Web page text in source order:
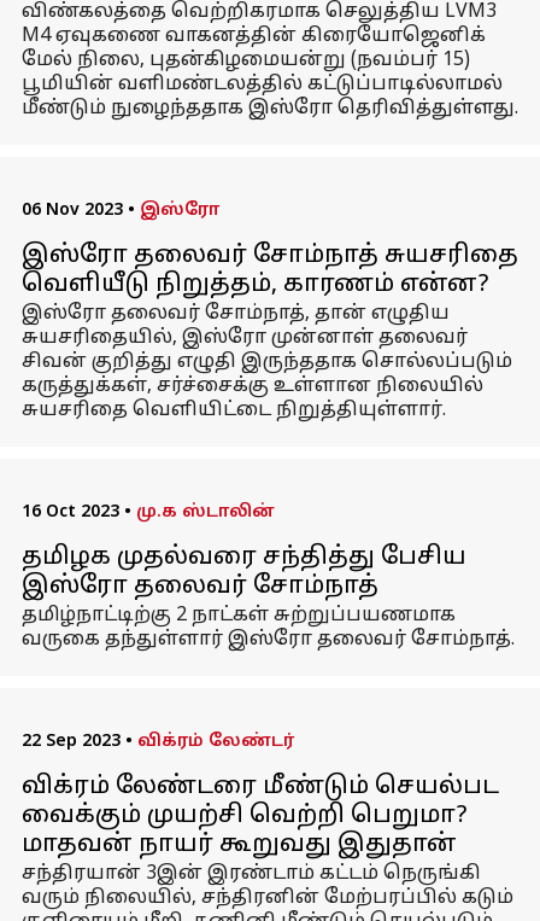
விண்கலத்தை வெற்றிகரமாக செலுத்திய LVM3
M4 ஏவுகணை வாகனத்தின் கிரையோஜெனிக்
மேல் நிலை, புதன்கிழமையன்று (நவம்பர் 15)
பூமியின் வளிமண்டலத்தில் கட்டுப்பாடில்லாமல்
மீண்டும் நுழைந்ததாக இஸ்ரோ தெரிவித்துள்ளது.
06 Nov 2023 • இஸ்ரோ
இஸ்ரோ தலைவர் சோம்நாத் சுயசரிதை
வெளியீடு நிறுத்தம், காரணம் என்ன?
இஸ்ரோ தலைவர் சோம்நாத், தான் எழுதிய
சுயசரிதையில், இஸ்ரோ முன்னாள் தலைவர்
சிவன் குறித்து எழுதி இருந்ததாக சொல்லப்படும்
கருத்துக்கள், சர்ச்சைக்கு உள்ளான நிலையில்
சுயசரிதை வெளியிட்டை நிறுத்தியுள்ளார்.
16 Oct 2023 • மு.க ஸ்டாலின்
தமிழக முதல்வரை சந்தித்து பேசிய
இஸ்ரோ தலைவர் சோம்நாத்
தமிழ்நாட்டிற்கு 2 நாட்கள் சுற்றுப்பயணமாக
வருகை தந்துள்ளார் இஸ்ரோ தலைவர் சோம்நாத்.
22 Sep 2023 • விக்ரம் லேண்டர்
விக்ரம் லேண்டரை மீண்டும் செயல்பட
வைக்கும் முயற்சி வெற்றி பெறுமா?
மாதவன் நாயர் கூறுவது இதுதான்
சந்திரயான் 3இன் இரண்டாம் கட்டம் நெருங்கி
வரும் நிலையில், சந்திரனின் மேற்பரப்பில் கடும்